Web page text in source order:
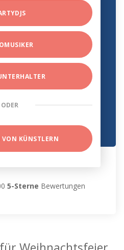
ODER
VON KÜNSTLERN
5-Sterne Bewertungen